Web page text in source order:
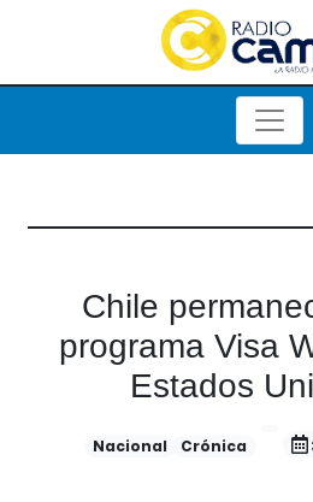
Chile
programa Visa
Estados
Nacional Crónica